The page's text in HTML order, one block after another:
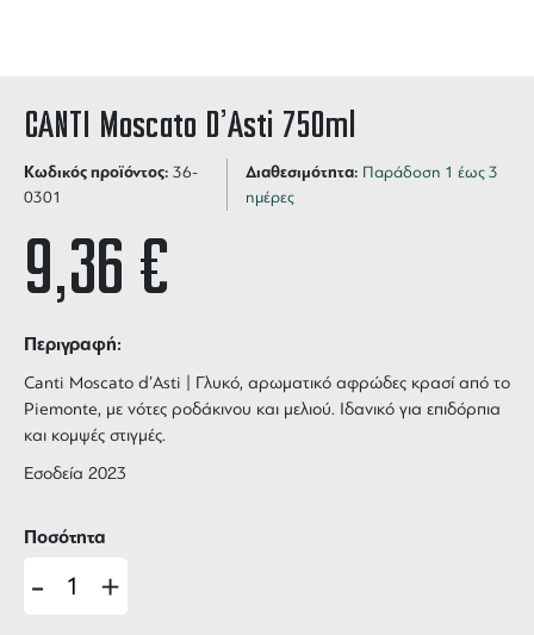
CANTI Moscato D’Asti 750ml
Κωδικός προϊόντος: 36-
0301
Διαθεσιμότητα: Παράδοση 1 έως 3
ημέρες
9,36€
Περιγραφή:
Canti Moscato d’Asti | Γλυκό, αρωματικό αφρώδες κρασί από το
Piemonte, με νότες ροδάκινου και μελιού. Ιδανικό για επιδόρπια
και κομψές στιγμές.
Εσοδεία 2023
Ποσότητα
- +